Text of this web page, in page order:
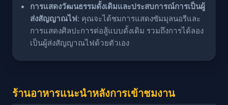
การแสดงวัฒนธรรมดั้งเดิมและประสบการณ์การเป็นผู้
ส่งสัญญาณไฟ: คุณจะได้ชมการแสดงซัมมุลนอรีและ
การแสดงศิลปะการต่อสู้แบบดั้งเดิม รวมถึงการได้ลอง
เป็นผู้ส่งสัญญาณไฟด้วยตัวเอง
ร้านอาหารแนะนำหลังการเข้าชมงาน